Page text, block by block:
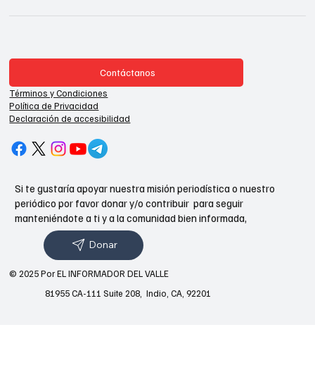
Contáctanos
Términos y Condiciones
Política de Privacidad
Declaración de accesibilidad
Si te gustaría apoyar nuestra misión periodística o nuestro
periódico por favor donar y/o contribuir para seguir
manteniéndote a ti y a la comunidad bien informada,
Donar
81955 CA-111 Suite 208, Indio, CA, 92201
© 2025 Por EL INFORMADOR DEL VALLE